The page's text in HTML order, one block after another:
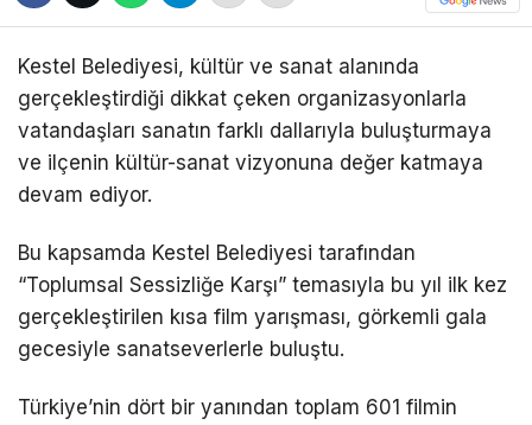
Kestel Belediyesi, kültür ve sanat alanında
gerçekleştirdiği dikkat çeken organizasyonlarla
vatandaşları sanatın farklı dallarıyla buluşturmaya
ve ilçenin kültür-sanat vizyonuna değer katmaya
devam ediyor.
Bu kapsamda Kestel Belediyesi tarafından
“Toplumsal Sessizliğe Karşı” temasıyla bu yıl ilk kez
gerçekleştirilen kısa film yarışması, görkemli gala
gecesiyle sanatseverlerle buluştu.
Türkiye’nin dört bir yanından toplam 601 filmin